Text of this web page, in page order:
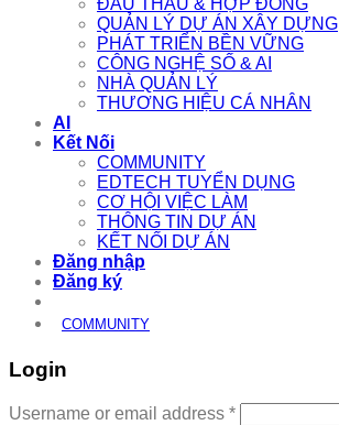
QUẢN LÝ DỰ ÁN XÂY DỰNG
PHÁT TRIỂN BỀN VỮNG
CÔNG NGHỆ SỐ & AI
NHÀ QUẢN LÝ
THƯƠNG HIỆU CÁ NHÂN
AI
Kết Nối
COMMUNITY
EDTECH TUYỂN DỤNG
CƠ HỘI VIỆC LÀM
THÔNG TIN DỰ ÁN
KẾT NỐI DỰ ÁN
Đăng nhập
Đăng ký
COMMUNITY
Login
Username or email address *Required